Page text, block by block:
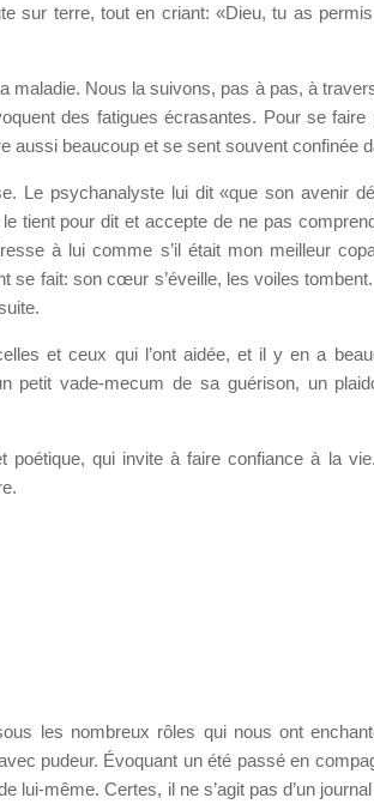
sur terre, tout en criant: «Dieu, tu as
maladie. Nous la suivons, pas à pas, à
des fatigues écrasantes. Pour se
aussi beaucoup et se sent souvent confinée
Le psychanalyste lui dit «que son avenir
tient pour dit et accepte de ne pas
à lui comme s’il était mon meilleur
se fait: son cœur s’éveille, les voiles
et ceux qui l’ont aidée, et il y en a
petit vade-mecum de sa guérison, un
poétique, qui invite à faire confiance à la
les nombreux rôles qui nous ont
pudeur. Évoquant un été passé en
même. Certes, il ne s’agit pas d’un